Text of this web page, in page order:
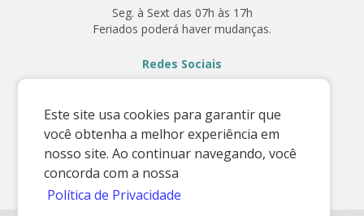
Este site usa cookies para garantir que
você obtenha a melhor experiência em
nosso site. Ao continuar navegando, você
concorda com a nossa
Política de Privacidade
Seg. à Sext das 07h às 17h
Feriados poderá haver mudanças.
Redes Sociais
Contato
E-mail: